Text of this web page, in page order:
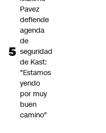
Pavez
defiende
agenda
de
seguridad
de Kast:
"Estamos
yendo
por muy
buen
camino"